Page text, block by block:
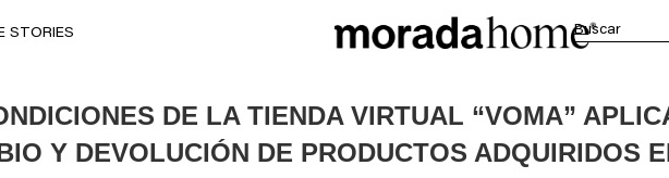
STORIES
DE LA TIENDA VIRTUAL “VOMA”
Y DEVOLUCIÓN DE PRODUCTOS ADQUIRIDOS